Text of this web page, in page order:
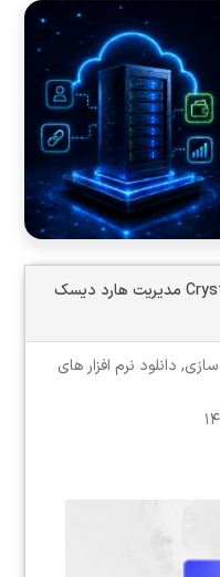
دانلود نرم افزار CrystalDiskInfo v9.4.4 مدیریت هارد دیسک
سازی, دانلود نرم افزار های